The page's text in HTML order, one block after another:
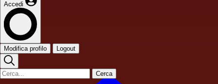
Accedi
Modifica profilo Logout
Cerca